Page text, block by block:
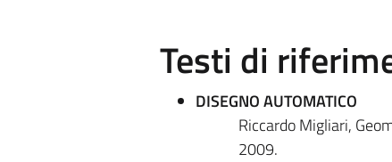
Testi di
DISEGNO AUTOMATICO
Riccardo Migliari,
2009.